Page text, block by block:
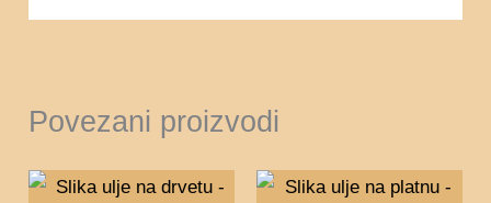
Povezani proizvodi